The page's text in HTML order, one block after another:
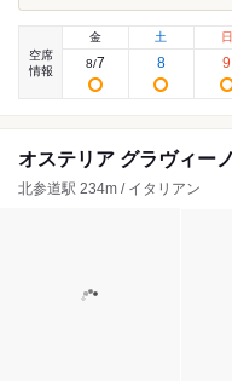
空席
情報
金
8/7
土
8
日
9
オステリア グラヴィーノ
北参道駅 234m / イタリアン